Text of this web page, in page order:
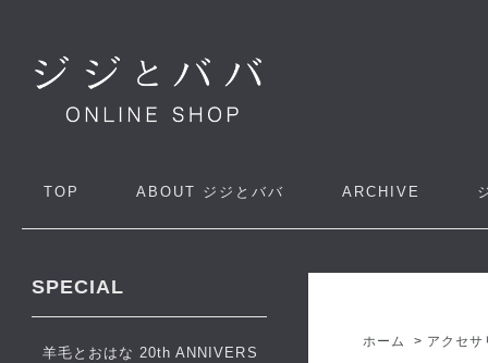
TOP ABOUT ジジとババ ARCHIVE
ホーム > アクセサ
SPECIAL
羊毛とおはな 20th ANNIVERS